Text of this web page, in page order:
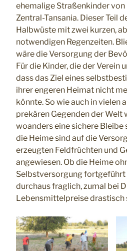
ehemalige Straßenkinder
Zentral-Tansania. Dieser Teil
Halbwüste mit zwei kurzen,
notwendigen Regenzeiten.
wäre die Versorgung der
Für die Kinder, die der Verein
dass das Ziel eines
ihrer engeren Heimat nicht
könnte. So wie auch in vielen
prekären Gegenden der Welt
woanders eine sichere Bleibe
die Heime sind auf die
erzeugten Feldfrüchten und
angewiesen. Ob die Heime
Selbstversorgung fortgeführt
durchaus fraglich, zumal bei
Lebensmittelpreise drastisch